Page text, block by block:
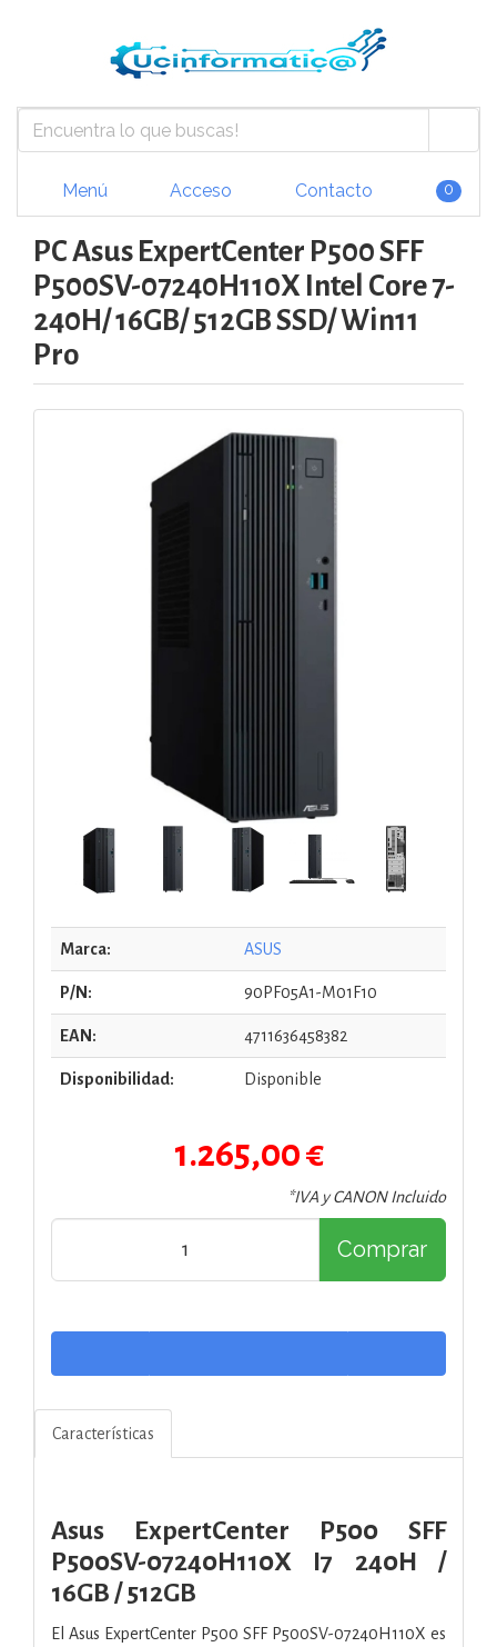
Menú Acceso Contacto 0
PC Asus ExpertCenter P500 SFF
P500SV-07240H110X Intel Core 7-
240H/ 16GB/ 512GB SSD/ Win11
Pro
Marca: ASUS
P/N: 90PF05A1-M01F10
EAN: 4711636458382
Disponibilidad: Disponible
1.265,00 €
*IVA y CANON Incluido
Comprar
Características
Asus ExpertCenter P500 SFF
P500SV-07240H110X I7 240H /
16GB / 512GB
El Asus ExpertCenter P500 SFF P500SV-07240H110X es